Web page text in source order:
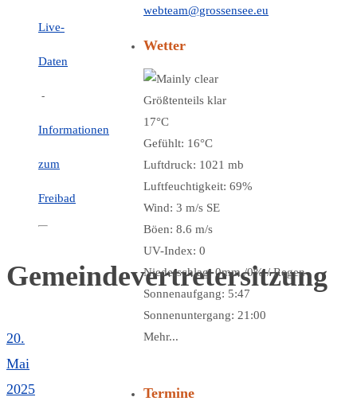
Live-
Daten
-
Informationen
zum
Freibad
Gemeindevertretersitzung
20.
Mai
2025
webteam@grossensee.eu
Wetter
Größtenteils klar
17°C
Gefühlt: 16°C
Luftdruck: 1021 mb
Luftfeuchtigkeit: 69%
Wind: 3 m/s SE
Böen: 8.6 m/s
UV-Index: 0
Niederschlag:0mm/0%/Regen
Sonnenaufgang: 5:47
Sonnenuntergang: 21:00
Mehr...
Termine